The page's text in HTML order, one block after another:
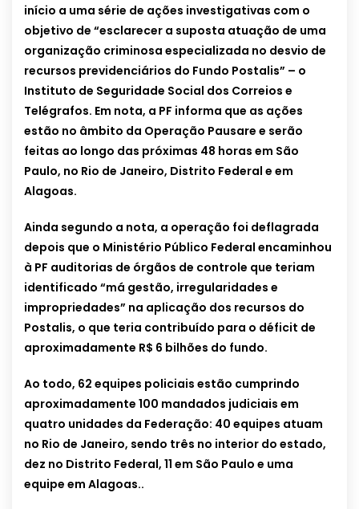
início a uma série de ações investigativas com o
objetivo de “esclarecer a suposta atuação de uma
organização criminosa especializada no desvio de
recursos previdenciários do Fundo Postalis” – o
Instituto de Seguridade Social dos Correios e
Telégrafos. Em nota, a PF informa que as ações
estão no âmbito da Operação Pausare e serão
feitas ao longo das próximas 48 horas em São
Paulo, no Rio de Janeiro, Distrito Federal e em
Alagoas.
Ainda segundo a nota, a operação foi deflagrada
depois que o Ministério Público Federal encaminhou
à PF auditorias de órgãos de controle que teriam
identificado “má gestão, irregularidades e
impropriedades” na aplicação dos recursos do
Postalis, o que teria contribuído para o déficit de
aproximadamente R$ 6 bilhões do fundo.
Ao todo, 62 equipes policiais estão cumprindo
aproximadamente 100 mandados judiciais em
quatro unidades da Federação: 40 equipes atuam
no Rio de Janeiro, sendo três no interior do estado,
dez no Distrito Federal, 11 em São Paulo e uma
equipe em Alagoas..